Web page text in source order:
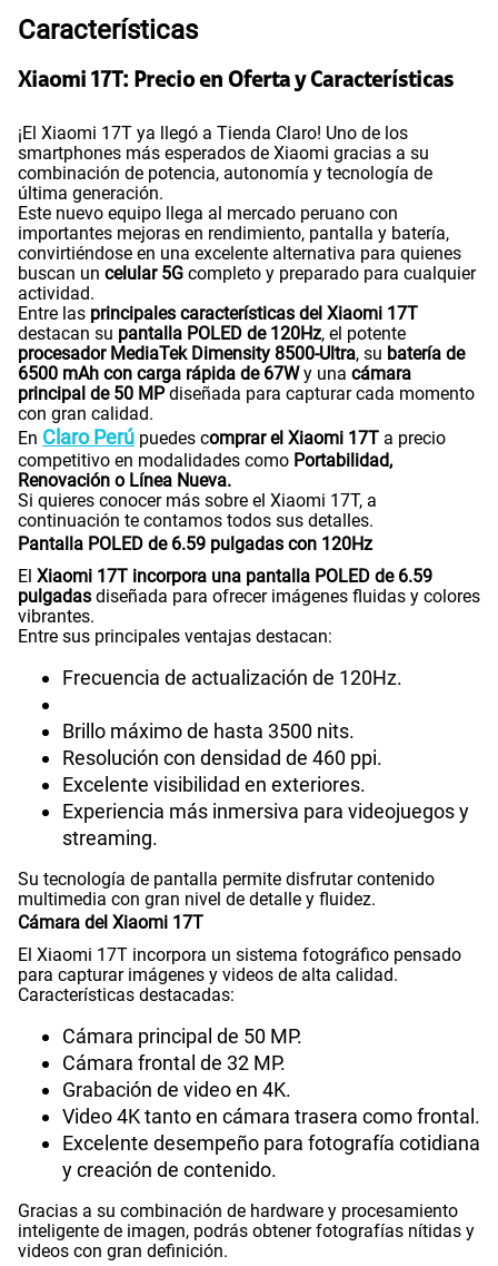
Ver más planes
Características
Xiaomi 17T: Precio en Oferta y Características
¡El Xiaomi 17T ya llegó a Tienda Claro! Uno de los
smartphones más esperados de Xiaomi gracias a su
combinación de potencia, autonomía y tecnología de
última generación.
Este nuevo equipo llega al mercado peruano con
importantes mejoras en rendimiento, pantalla y batería,
convirtiéndose en una excelente alternativa para quienes
buscan un celular 5G completo y preparado para cualquier
actividad.
Entre las principales características del Xiaomi 17T
destacan su pantalla POLED de 120Hz, el potente
procesador MediaTek Dimensity 8500-Ultra, su batería de
6500 mAh con carga rápida de 67Wy una cámara
principal de 50 MPdiseñada para capturar cada momento
con gran calidad.
En Claro Perú puedes comprar el Xiaomi 17T a precio
competitivo en modalidades como Portabilidad,
Renovación o Línea Nueva.
Si quieres conocer más sobre el Xiaomi 17T, a
continuación te contamos todos sus detalles.
Pantalla POLED de 6.59 pulgadas con 120Hz
El Xiaomi 17T incorpora una pantalla POLED de 6.59
pulgadas diseñada para ofrecer imágenes fluidas y colores
vibrantes.
Entre sus principales ventajas destacan:
Frecuencia de actualización de 120Hz.
Brillo máximo de hasta 3500 nits.
Resolución con densidad de 460 ppi.
Excelente visibilidad en exteriores.
Experiencia más inmersiva para videojuegos y
streaming.
Su tecnología de pantalla permite disfrutar contenido
multimedia con gran nivel de detalle y fluidez.
Cámara del Xiaomi 17T
El Xiaomi 17T incorpora un sistema fotográfico pensado
para capturar imágenes y videos de alta calidad.
Características destacadas:
Cámara principal de 50 MP.
Cámara frontal de 32 MP.
Grabación de video en 4K.
Video 4K tanto en cámara trasera como frontal.
Excelente desempeño para fotografía cotidiana
y creación de contenido.
Gracias a su combinación de hardware y procesamiento
inteligente de imagen, podrás obtener fotografías nítidas y
videos con gran definición.